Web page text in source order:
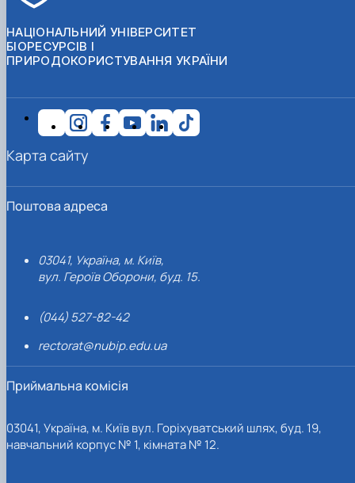
НАЦІОНАЛЬНИЙ УНІВЕРСИТЕТ
БІОРЕСУРСІВ І
ПРИРОДОКОРИСТУВАННЯ УКРАЇНИ
Поштова адреса
03041, Україна, м. Київ,
вул. Героїв Оборони, буд. 15.
(044) 527-82-42
rectorat@nubip.edu.ua
Приймальна комісія
03041, Україна, м. Київ вул. Горіхуватський шлях, буд. 19,
навчальний корпус № 1, кімната № 12.
Карта сайту